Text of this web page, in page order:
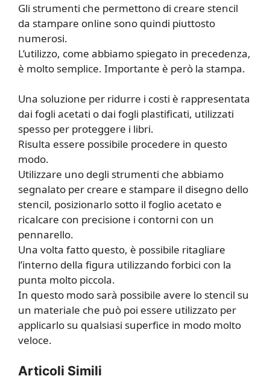
Gli strumenti che permettono di creare stencil
da stampare online sono quindi piuttosto
numerosi.
L’utilizzo, come abbiamo spiegato in precedenza,
è molto semplice. Importante è però la stampa.
Una soluzione per ridurre i costi è rappresentata
dai fogli acetati o dai fogli plastificati, utilizzati
spesso per proteggere i libri.
Risulta essere possibile procedere in questo
modo.
Utilizzare uno degli strumenti che abbiamo
segnalato per creare e stampare il disegno dello
stencil, posizionarlo sotto il foglio acetato e
ricalcare con precisione i contorni con un
pennarello.
Una volta fatto questo, è possibile ritagliare
l’interno della figura utilizzando forbici con la
punta molto piccola.
In questo modo sarà possibile avere lo stencil su
un materiale che può poi essere utilizzato per
applicarlo su qualsiasi superfice in modo molto
veloce.
Articoli Simili